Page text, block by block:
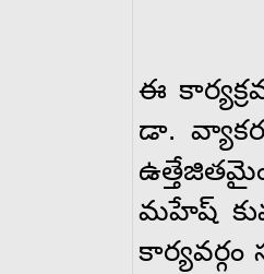
ఈ
డా.
మహేష్